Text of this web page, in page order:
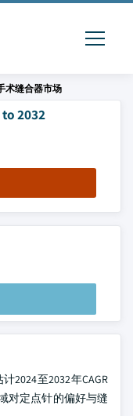
术缝合器市场
2032
2024至2032年CAGR
对定点针的偏好与缝